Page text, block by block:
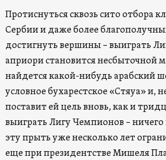
Протиснуться сквозь сито отбора
Сербии и даже более
достигнуть вершины – выиграть
априори становится несбыточной
найдется какой-нибудь арабский
условное бухарестское «Стяуа» и,
поставит ей цель вновь, как и
выиграть Лигу Чемпионов –
эту прыть уже несколько лет
еще при президентстве Мишеля